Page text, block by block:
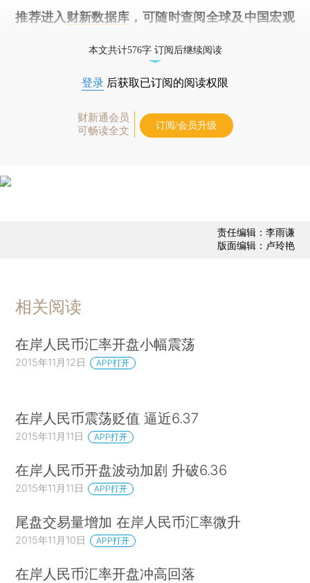
推荐进入 财新数据库 ，可随时查阅全球及中国宏观
本文共计576字 订阅后继续阅读
登录 后获取已订阅的阅读权限
财新通会员
可畅读全文
订阅/会员升级
责任编辑：李雨谦
版面编辑：卢玲艳
相关阅读
在岸人民币汇率开盘小幅震荡
2015年11月12日 APP打开
在岸人民币震荡贬值 逼近6.37
2015年11月11日 APP打开
在岸人民币开盘波动加剧 升破6.36
2015年11月11日 APP打开
尾盘交易量增加 在岸人民币汇率微升
2015年11月10日 APP打开
在岸人民币汇率开盘冲高回落